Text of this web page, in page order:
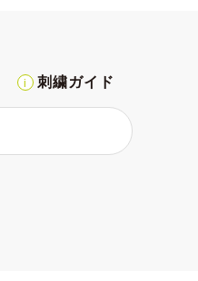
刺繍ガイド